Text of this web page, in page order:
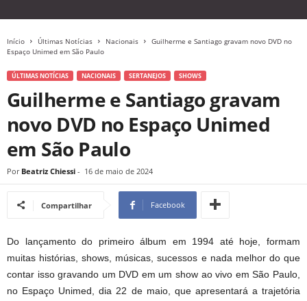
Início Últimas Notícias Nacionais
Guilherme e Santiago gravam novo DVD no
Espaço Unimed em São Paulo
ÚLTIMAS NOTÍCIAS NACIONAIS SERTANEJOS SHOWS
Guilherme e Santiago gravam
novo DVD no Espaço Unimed
em São Paulo
Por Beatriz Chiessi - 16 de maio de 2024
Compartilhar Facebook
Do lançamento do primeiro álbum em 1994 até hoje, formam
muitas histórias, shows, músicas, sucessos e nada melhor do que
contar isso gravando um DVD em um show ao vivo em São Paulo,
no Espaço Unimed, dia 22 de maio, que apresentará a trajetória